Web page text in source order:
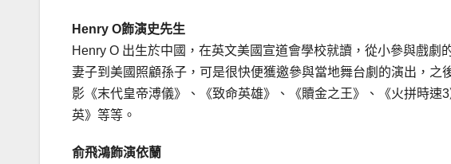
Henry O飾演史先生
Henry O 出生於中國，在英文美國宣道會學校就讀，從小參與戲
妻子到美國照顧孫子，可是很快便獲邀參與當地舞台劇的演出，
影《末代皇帝溥儀》、《致命英雄》、《贖金之王》、《火拼時
英》等等。
俞飛鴻飾演依蘭